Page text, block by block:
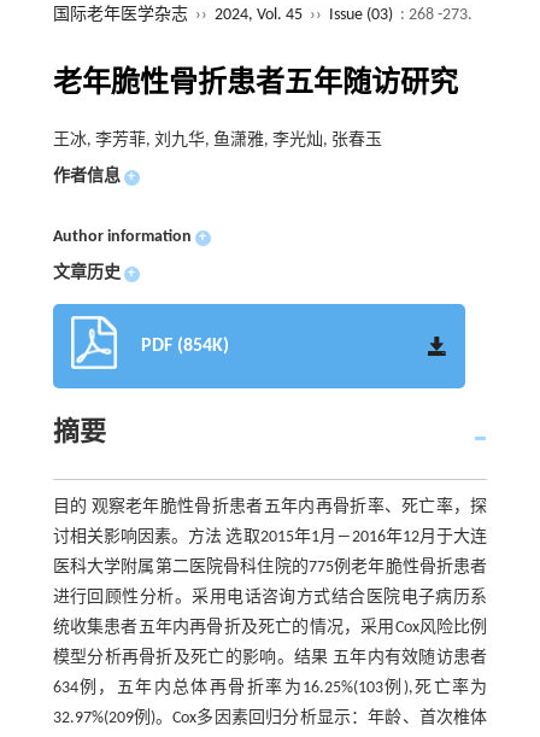
国际老年医学杂志 ›› 2024, Vol. 45 ›› Issue (03) : 268 -273.
老年脆性骨折患者五年随访研究
王冰, 李芳菲, 刘九华, 鱼潇雅, 李光灿, 张春玉
作者信息 +
Author information +
文章历史 +
PDF (854K)
摘要
目的 观察老年脆性骨折患者五年内再骨折率、死亡率，探
讨相关影响因素。方法 选取2015年1月―2016年12月于大连
医科大学附属第二医院骨科住院的775例老年脆性骨折患者
进行回顾性分析。采用电话咨询方式结合医院电子病历系
统收集患者五年内再骨折及死亡的情况，采用Cox风险比例
模型分析再骨折及死亡的影响。结果 五年内有效随访患者
634例，五年内总体再骨折率为16.25%(103例),死亡率为
32.97%(209例)。Cox多因素回归分析显示：年龄、首次椎体